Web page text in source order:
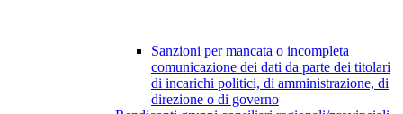
Sanzioni per mancata o incompleta
comunicazione dei dati da parte dei titolari
di incarichi politici, di amministrazione, di
direzione o di governo